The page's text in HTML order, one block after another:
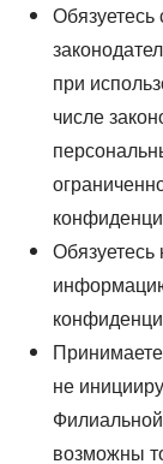
при
числе
не
возможны